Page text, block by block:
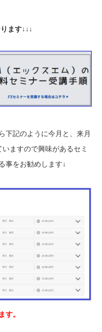
ます↓↓↓
下記のように今月と、来月
ますので興味があるセミ
事をお勧めします↓
す。